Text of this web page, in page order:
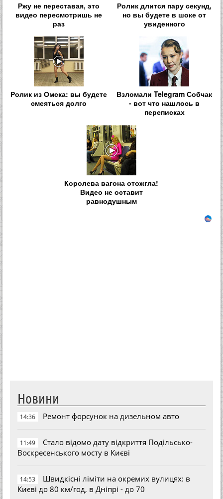
Ржу не переставая, это
видео пересмотришь не
раз
Ролик длится пару секунд,
но вы будете в шоке от
увиденного
Ролик из Омска: вы будете
смеяться долго
Взломали Telegram Собчак
- вот что нашлось в
переписках
Королева вагона отожгла!
Видео не оставит
равнодушным
Новини
14:36 Ремонт форсунок на дизельном авто
11:49
Стало відомо дату відкриття Подільсько-
Воскресенського мосту в Києві
14:53
Швидкісні ліміти на окремих вулицях: в
Києві до 80 км/год, в Дніпрі - до 70